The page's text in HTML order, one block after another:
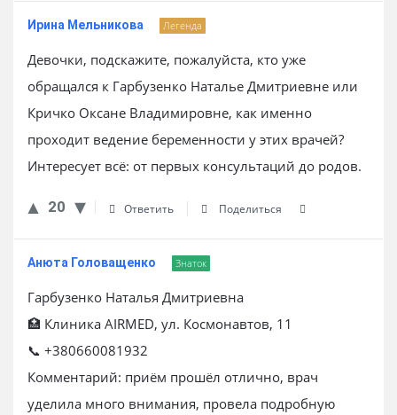
Ирина Мельникова Легенда
Девочки, подскажите, пожалуйста, кто уже
обращался к Гарбузенко Наталье Дмитриевне или
Кричко Оксане Владимировне, как именно
проходит ведение беременности у этих врачей?
Интересует всё: от первых консультаций до родов.
20 Ответить Поделиться
Анюта Головащенко Знаток
Гарбузенко Наталья Дмитриевна
🏥 Клиника AIRMED, ул. Космонавтов, 11
📞 +380660081932
Комментарий: приём прошёл отлично, врач
уделила много внимания, провела подробную